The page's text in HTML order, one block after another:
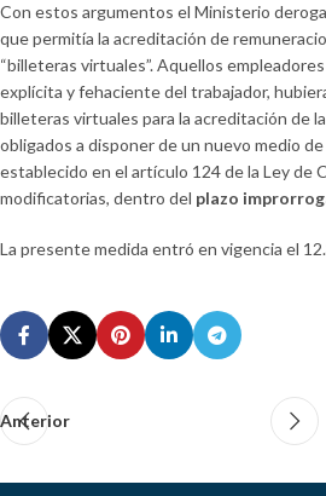
Con estos argumentos el Ministerio
que permitía la acreditación de
“billeteras virtuales”. Aquellos
explícita y fehaciente del trabajador,
billeteras virtuales para la acreditación de
obligados a disponer de un nuevo medio
establecido en el artículo 124 de la Ley de
modificatorias, dentro del plazo
La presente medida entró en vigencia el
Anterior